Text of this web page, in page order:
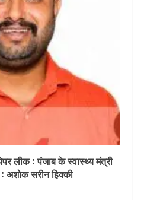
पेपर लीक : पंजाब के स्वास्थ्य मंत्री
अशोक सरीन हिक्की